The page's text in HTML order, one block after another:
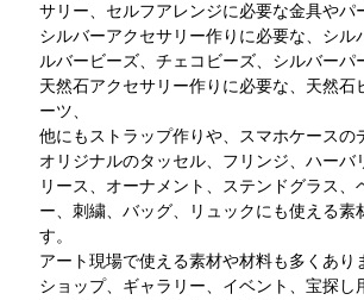
サリー、セルフアレンジに必要な金具やパ
シルバーアクセサリー作りに必要な、シル
ルバービーズ、チェコビーズ、シルバーパ
天然石アクセサリー作りに必要な、天然石
ーツ、
他にもストラップ作りや、スマホケースの
オリジナルのタッセル、フリンジ、ハーバ
リース、オーナメント、ステンドグラス、
ー、刺繍、バッグ、リュックにも使える素
す。
アート現場で使える素材や材料も多くあり
ショップ、ギャラリー、イベント、宝探し